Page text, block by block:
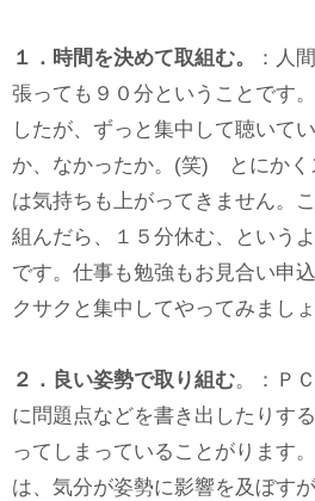
１．時間を決めて取組む。
：人
張っても９０分ということです
したが、ずっと集中して聴いて
か、なかったか。(笑) とにかく
は気持ちも上がってきません。
組んだら、１５分休む、という
です。仕事も勉強もお見合い申
クサクと集中してやってみましょ
２．良い姿勢で取り組む。：Ｐ
に問題点などを書き出したりす
ってしまっていることがります
は、気分が姿勢に影響を及ぼす